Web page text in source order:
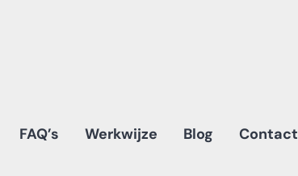
FAQ’s Werkwijze Blog Contact